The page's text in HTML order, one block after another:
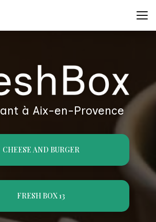
à Aix-en-Provence
CHEESE AND BURGER
FRESH BOX 13